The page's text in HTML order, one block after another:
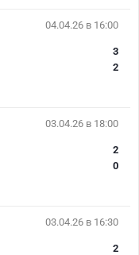
04.04.26 в 16:00
3
2
03.04.26 в 18:00
2
0
03.04.26 в 16:30
2